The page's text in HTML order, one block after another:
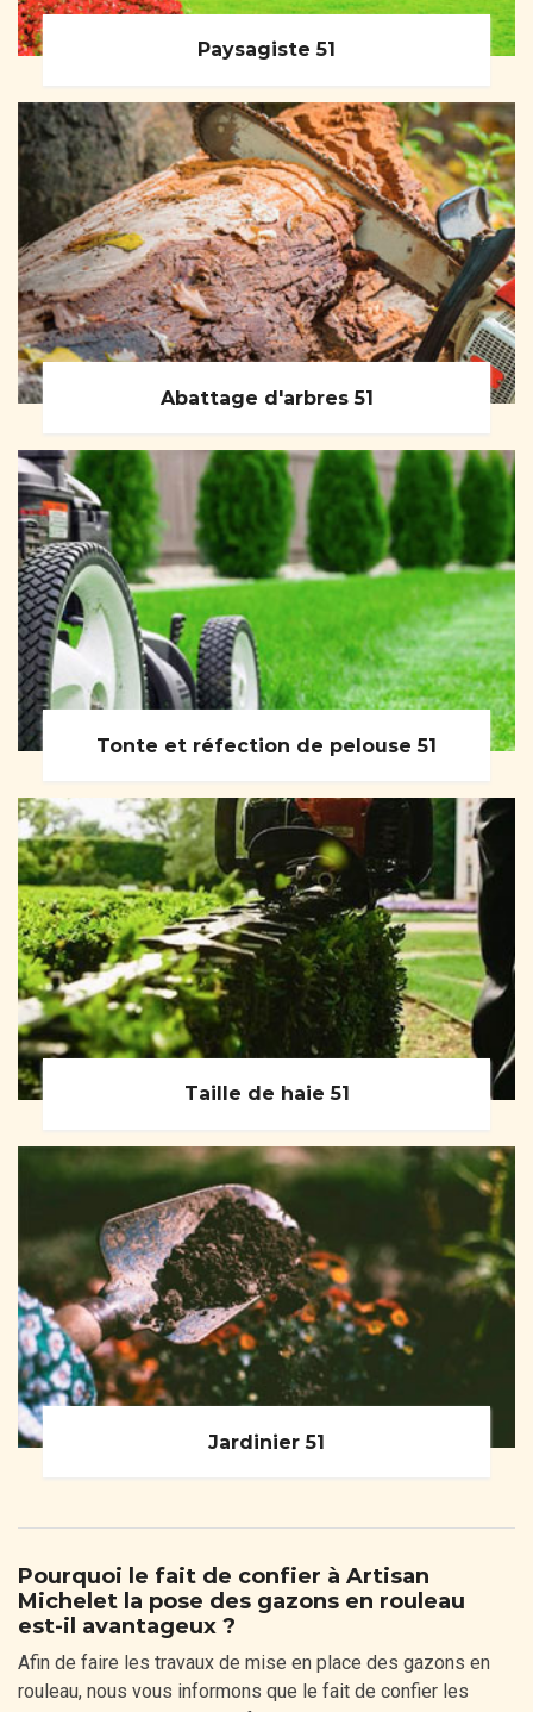
Paysagiste 51
Abattage d'arbres 51
Tonte et réfection de pelouse 51
Taille de haie 51
Jardinier 51
Pourquoi le fait de confier à Artisan
Michelet la pose des gazons en rouleau
est-il avantageux ?
Afin de faire les travaux de mise en place des gazons en
rouleau, nous vous informons que le fait de confier les